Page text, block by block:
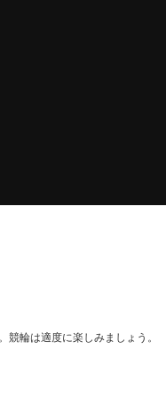
競輪は適度に楽しみましょう。